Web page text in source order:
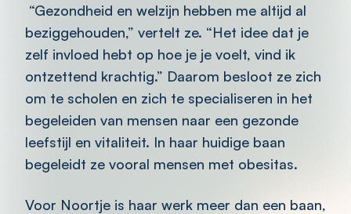
“Gezondheid en welzijn hebben me altijd al
beziggehouden,” vertelt ze. “Het idee dat je
zelf invloed hebt op hoe je je voelt, vind ik
ontzettend krachtig.” Daarom besloot ze zich
om te scholen en zich te specialiseren in het
begeleiden van mensen naar een gezonde
leefstijl en vitaliteit. In haar huidige baan
begeleidt ze vooral mensen met obesitas.
Voor Noortje is haar werk meer dan een baan,